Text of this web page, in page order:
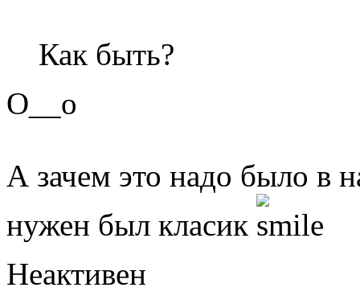
Как быть?
O__o
А зачем это надо было в
нужен был класик
Неактивен